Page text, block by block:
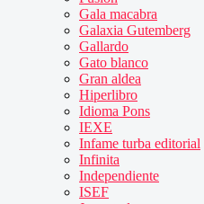
Gala macabra
Galaxia Gutemberg
Gallardo
Gato blanco
Gran aldea
Hiperlibro
Idioma Pons
IEXE
Infame turba editorial
Infinita
Independiente
ISEF